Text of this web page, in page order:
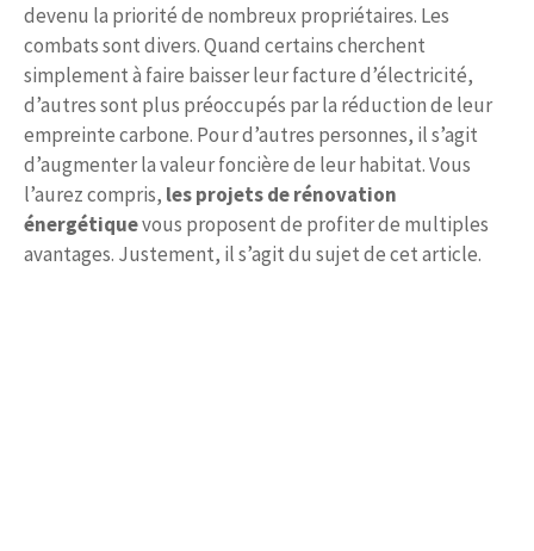
devenu la priorité de nombreux propriétaires. Les
combats sont divers. Quand certains cherchent
simplement à faire baisser leur facture d’électricité,
d’autres sont plus préoccupés par la réduction de leur
empreinte carbone. Pour d’autres personnes, il s’agit
d’augmenter la valeur foncière de leur habitat. Vous
l’aurez compris, les projets de rénovation
énergétiquevous proposent de profiter de multiples
avantages. Justement, il s’agit du sujet de cet article.